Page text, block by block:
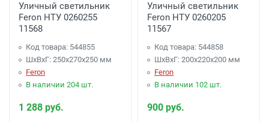
Уличный светильник
Feron НТУ 0260255
11568
Код товара: 544855
ШхВхГ: 250x270x250 мм
Feron
В наличии 204 шт.
1 288 руб.
Уличный светильник
Feron НТУ 0260205
11567
Код товара: 544858
ШхВхГ: 200x220x200 мм
Feron
В наличии 102 шт.
900 руб.